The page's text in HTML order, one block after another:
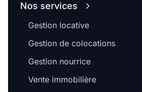
Nos services
Gestion locative
Gestion de colocations
Gestion nourrice
Vente immobilière